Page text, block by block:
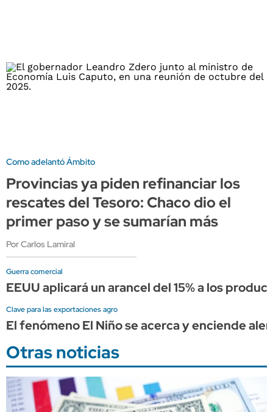
Como adelantó Ámbito
Provincias ya piden refinanciar los
rescates del Tesoro: Chaco dio el
primer paso y se sumarían más
Por Carlos Lamiral
Guerra comercial
EEUU aplicará un arancel del 15% a los
Clave para las exportaciones agro
El fenómeno El Niño se acerca y enciende
Otras noticias